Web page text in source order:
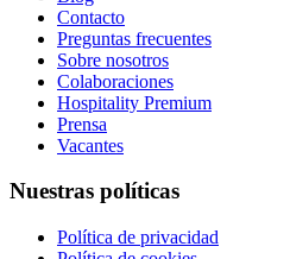
Contacto
Preguntas frecuentes
Sobre nosotros
Colaboraciones
Hospitality Premium
Prensa
Vacantes
Nuestras políticas
Política de privacidad